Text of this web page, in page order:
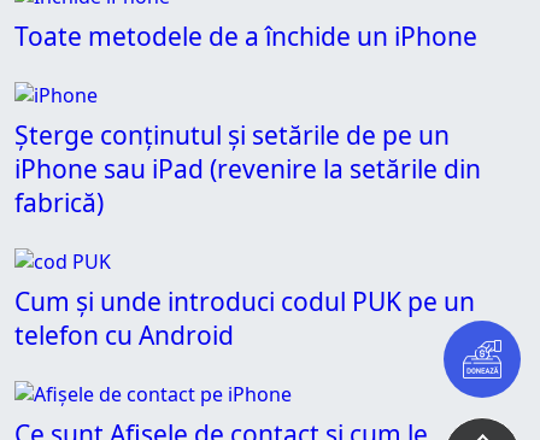
Toate metodele de a închide un iPhone
Șterge conținutul și setările de pe un
iPhone sau iPad (revenire la setările din
fabrică)
Cum și unde introduci codul PUK pe un
telefon cu Android